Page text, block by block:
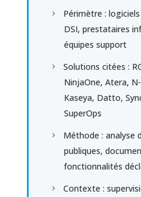
Périmètre :
DSI, prestataires
équipes support
Solutions citées :
NinjaOne, Atera,
Kaseya, Datto,
SuperOps
Méthode : analyse
publiques,
fonctionnalités
Contexte :